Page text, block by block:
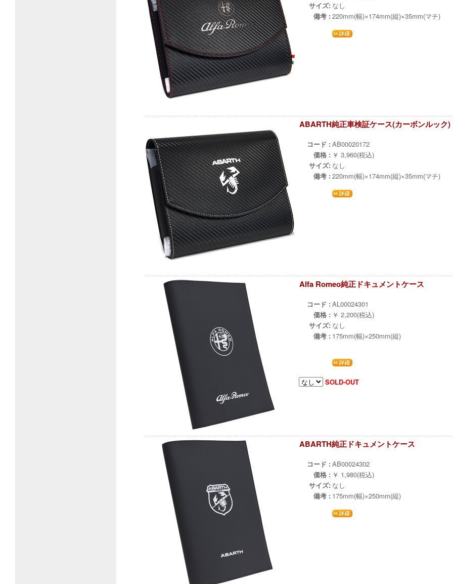
サイズ: なし
備考 : 220mm(幅)×174mm(縦)×35mm(マチ)
ABARTH純正車検証ケース(カーボンルック)
コード : AB00020172
価格 : ￥ 3,960(税込)
サイズ: なし
備考 : 220mm(幅)×174mm(縦)×35mm(マチ)
Alfa Romeo純正ドキュメントケース
コード : AL00024301
価格 : ￥ 2,200(税込)
サイズ: なし
備考 : 175mm(幅)×250mm(縦)
SOLD-OUT
ABARTH純正ドキュメントケース
コード : AB00024302
価格 : ￥ 1,980(税込)
サイズ: なし
備考 : 175mm(幅)×250mm(縦)